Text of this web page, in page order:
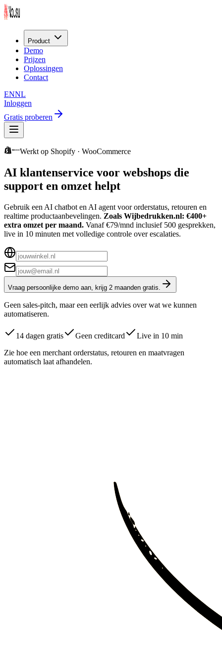
Product
Demo
Prijzen
Oplossingen
Contact
ENNL
Inloggen
Gratis proberen
Werkt op Shopify · WooCommerce
AI klantenservice voor webshops die
support en omzet helpt
Gebruik een AI chatbot en AI agent voor orderstatus, retouren en
realtime productaanbevelingen. Zoals Wijbedrukken.nl: €400+
extra omzet per maand. Vanaf €79/mnd inclusief 500 gesprekken,
live in 10 minuten met volledige controle over escalaties.
Vraag persoonlijke demo aan, krijg 2 maanden gratis.
Geen sales-pitch, maar een eerlijk advies over wat we kunnen
automatiseren.
14 dagen gratis Geen creditcard
Live in 10 min
Zie hoe een merchant orderstatus, retouren en maatvragen
automatisch laat afhandelen.